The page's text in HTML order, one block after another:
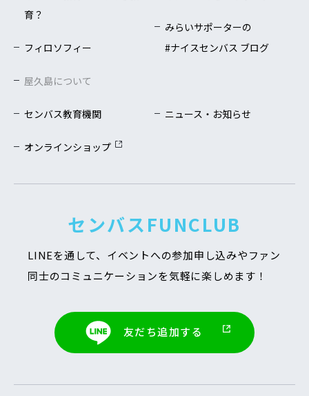
育？
フィロソフィー
屋久島について
みらいサポーターの
#ナイスセンバス ブログ
センバス教育機関 ニュース・お知らせ
オンラインショップ
センバスFUNCLUB
LINEを通して、イベントへの参加申し込みやファン
同士のコミュニケーションを気軽に楽しめます！
友だち追加する